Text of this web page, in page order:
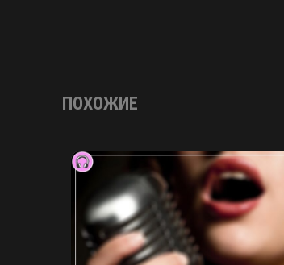
ПОХОЖИЕ